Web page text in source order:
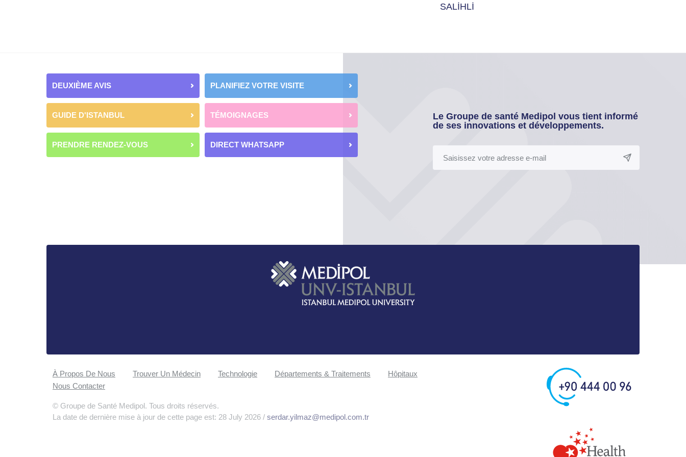
SALİHLİ
DEUXIÈME AVIS PLANIFIEZ VOTRE VISITE
GUIDE D'ISTANBUL TÉMOIGNAGES
PRENDRE RENDEZ-VOUS DIRECT WHATSAPP
Le Groupe de santé Medipol vous tient informé
de ses innovations et développements.
À Propos De Nous Trouver Un Médecin Technologie Départements & Traitements
Hôpitaux
Nous Contacter
© Groupe de Santé Medipol. Tous droits réservés.
La date de dernière mise à jour de cette page est: 28 July 2026 / serdar.yilmaz@medipol.com.tr